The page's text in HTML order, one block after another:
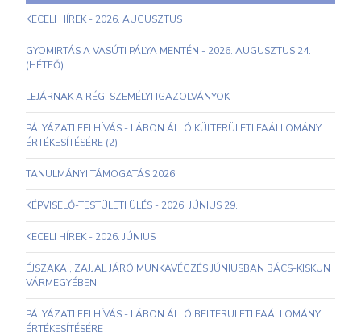
KECELI HÍREK - 2026. AUGUSZTUS
GYOMIRTÁS A VASÚTI PÁLYA MENTÉN - 2026. AUGUSZTUS 24.
(HÉTFŐ)
LEJÁRNAK A RÉGI SZEMÉLYI IGAZOLVÁNYOK
PÁLYÁZATI FELHÍVÁS - LÁBON ÁLLÓ KÜLTERÜLETI FAÁLLOMÁNY
ÉRTÉKESÍTÉSÉRE (2)
TANULMÁNYI TÁMOGATÁS 2026
KÉPVISELŐ-TESTÜLETI ÜLÉS - 2026. JÚNIUS 29.
KECELI HÍREK - 2026. JÚNIUS
ÉJSZAKAI, ZAJJAL JÁRÓ MUNKAVÉGZÉS JÚNIUSBAN BÁCS-KISKUN
VÁRMEGYÉBEN
PÁLYÁZATI FELHÍVÁS - LÁBON ÁLLÓ BELTERÜLETI FAÁLLOMÁNY
ÉRTÉKESÍTÉSÉRE